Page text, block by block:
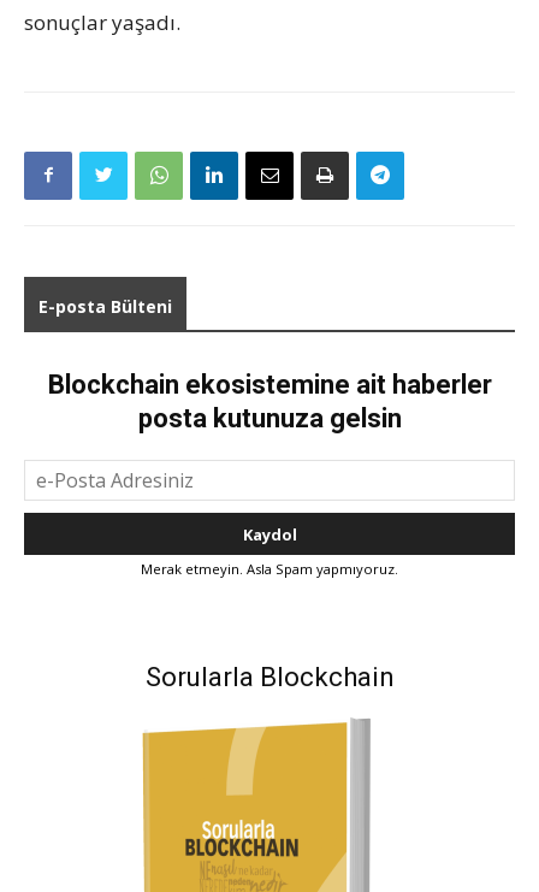
sonuçlar yaşadı.
E-posta Bülteni
Blockchain ekosistemine ait haberler
posta kutunuza gelsin
Merak etmeyin. Asla Spam yapmıyoruz.
Sorularla Blockchain